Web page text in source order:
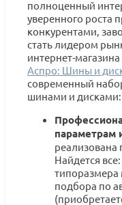
полноценный
уверенного роста
конкурентами,
стать лидером
интернет-
Аспро: Шины и
современный
шинами и дисками:
параметрам
реализована
Найдется
типоразмера
подбора по